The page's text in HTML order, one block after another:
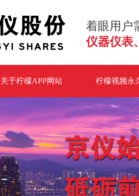
着眼用户
仪器仪表
关于柠檬APP网站 柠檬视频永
生产设备